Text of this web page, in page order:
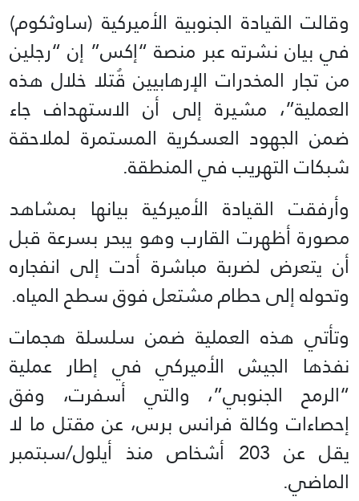
وقالت القيادة الجنوبية الأميركية (ساوثكوم)
في بيان نشرته عبر منصة “إكس” إن “رجلين
من تجار المخدرات الإرهابيين قُتلا خلال هذه
العملية”، مشيرة إلى أن الاستهداف جاء
ضمن الجهود العسكرية المستمرة لملاحقة
شبكات التهريب في المنطقة.
وأرفقت القيادة الأميركية بيانها بمشاهد
مصورة أظهرت القارب وهو يبحر بسرعة قبل
أن يتعرض لضربة مباشرة أدت إلى انفجاره
وتحوله إلى حطام مشتعل فوق سطح المياه.
وتأتي هذه العملية ضمن سلسلة هجمات
نفذها الجيش الأميركي في إطار عملية
“الرمح الجنوبي”، والتي أسفرت، وفق
إحصاءات وكالة فرانس برس، عن مقتل ما لا
يقل عن 203 أشخاص منذ أيلول/سبتمبر
الماضي.